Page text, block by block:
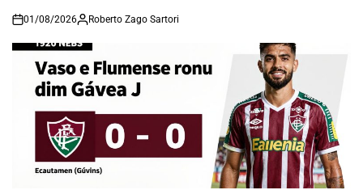
on
01/08/2026 Roberto Zago Sartori